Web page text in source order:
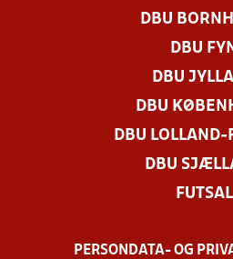
DBU
DBU FYN
DBU
DBU
DBU LOLLAND-
DBU
FUTSAL
PERSONDATA- OG